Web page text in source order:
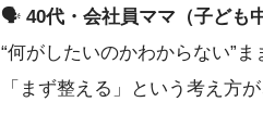
🗣 40代・会社員ママ（子ども中
“何がしたいのかわからない”ま
「まず整える」という考え方